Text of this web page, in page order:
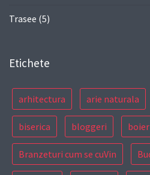
Trasee (5)
Etichete
arhitectura arie naturala
biserica bloggeri
Branzeturi cum se cuVin